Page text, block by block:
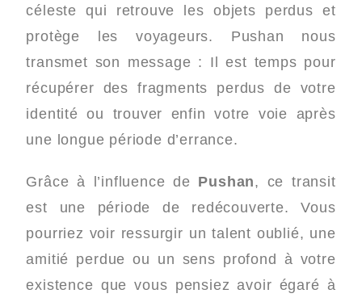
céleste qui retrouve les objets perdus et
protège les voyageurs. Pushan nous
transmet son message : Il est temps pour
récupérer des fragments perdus de votre
identité ou trouver enfin votre voie après
une longue période d’errance.
Grâce à l’influence de Pushan, ce transit
est une période de redécouverte. Vous
pourriez voir ressurgir un talent oublié, une
amitié perdue ou un sens profond à votre
existence que vous pensiez avoir égaré à